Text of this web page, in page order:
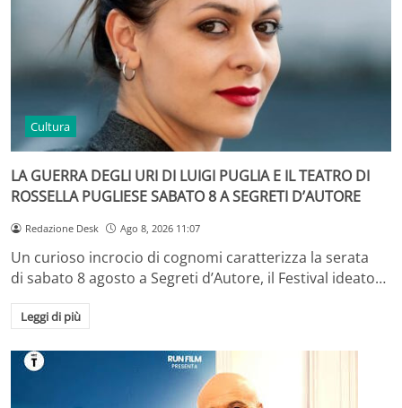
Cultura
LA GUERRA DEGLI URI DI LUIGI PUGLIA E IL TEATRO DI
ROSSELLA PUGLIESE SABATO 8 A SEGRETI D’AUTORE
Redazione Desk Ago 8, 2026 11:07
Un curioso incrocio di cognomi caratterizza la serata
di sabato 8 agosto a Segreti d’Autore, il Festival ideato…
Leggi di più